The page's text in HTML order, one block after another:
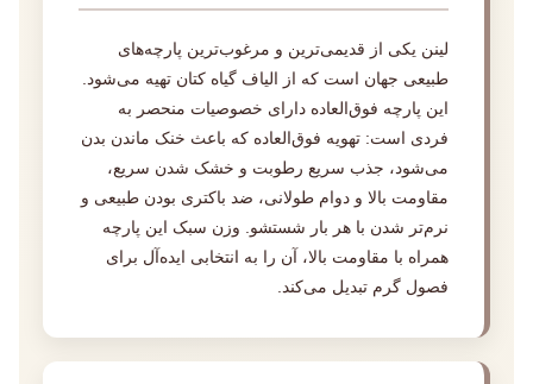
لینن یکی از قدیمی‌ترین و مرغوب‌ترین پارچه‌های
طبیعی جهان است که از الیاف گیاه کتان تهیه می‌شود.
این پارچه فوق‌العاده دارای خصوصیات منحصر به
فردی است: تهویه فوق‌العاده که باعث خنک ماندن بدن
می‌شود، جذب سریع رطوبت و خشک شدن سریع،
مقاومت بالا و دوام طولانی، ضد باکتری بودن طبیعی و
نرم‌تر شدن با هر بار شستشو. وزن سبک این پارچه
همراه با مقاومت بالا، آن را به انتخابی ایده‌آل برای
فصول گرم تبدیل می‌کند.